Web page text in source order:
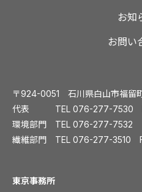
お知
お問い
〒924-0051 石川県白山市福留
代表 TEL 076-277-7530
環境部門 TEL 076-277-7532
繊維部門 TEL 076-277-3510
️東京事務所